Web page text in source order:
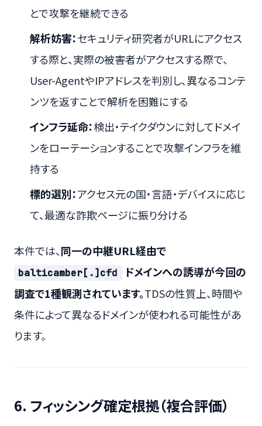
とで攻撃を継続できる
解析妨害：セキュリティ研究者がURLにアクセス
する際と、実際の被害者がアクセスする際で、
User-AgentやIPアドレスを判別し、異なるコンテ
ンツを返すことで解析を困難にする
インフラ延命：検出・テイクダウンに対してドメイ
ンをローテーションすることで攻撃インフラを維
持する
標的選別：アクセス元の国・言語・デバイスに応じ
て、最適な詐欺ページに振り分ける
本件では、同一の中継URL経由で
balticamber[.]cfd
ドメインへの誘導が今回の
調査で1種観測されています。TDSの性質上、時間や
条件によって異なるドメインが使われる可能性があ
ります。
6. フィッシング確定根拠（複合評価）